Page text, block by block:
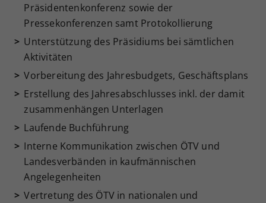
Präsidentenkonferenz sowie der
Pressekonferenzen samt Protokollierung
Unterstützung des Präsidiums bei sämtlichen
Aktivitäten
Vorbereitung des Jahresbudgets, Geschäftsplans
Erstellung des Jahresabschlusses inkl. der damit
zusammenhängen Unterlagen
Laufende Buchführung
Interne Kommunikation zwischen ÖTV und
Landesverbänden in kaufmännischen
Angelegenheiten
Vertretung des ÖTV in nationalen und